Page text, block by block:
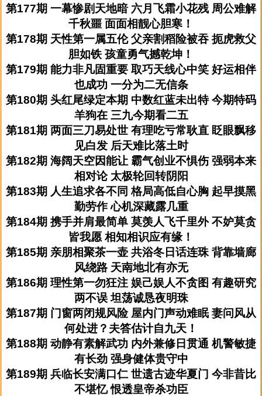
第177期 一幕惨剧天地暗 六月飞霜小花残 周公难解
千秋噩 面面相靓心胆寒！
第178期 天性第一属五伦 父亲割稻险被吞 扼虎救父
胆如铁 孩童勇气撼乾坤！
第179期 能力非凡固重要 取巧天线心中笑 好运相伴
也成功 一分为二无信条
第180期 头红尾绿定本期 中数红蓝未出特 今期特码
羊狗在 三九今期看二五
第181期 两面三刀易处世 有理吃亏常耿直 眨眼飘移
见白发 后天难比落土时
第182期 海阔天空因能让 霸气创业不惧伤 强弱本来
相对论 太极轮回转阴阳
第183期 人生追求各不同 格局高低自心胸 起早摸黑
勤劳作 心机深藏露几重
第184期 携手并肩最简单 莫羡人飞千里外 不妒莫贪
皆我愿 相知相识应有缘！
第185期 亲朋相聚茶一壶 共浴冬日话连珠 背靠墙廊
风绕路 天南地北有亦无
第186期 理性第一勿狂注 娱己娱人不贪图 有趣研究
两不误 坦荡诚恳夜明珠
第187期 门窗两闭规风险 屋内门声动难眠 妻问风从
何处进？夫答估计自九天！
第188期 动静有素解武功 内外兼修日贯通 机警敏捷
有长劲 强身健体贵守中
第189期 兵临长安满口仁 世遗古迹华夏门 今非昔比
不堪忆 恨透皇帝杀功臣